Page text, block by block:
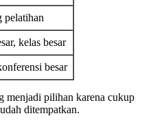
pelatihan
kelas besar
besar
menjadi pilihan karena cukup
ditempatkan.